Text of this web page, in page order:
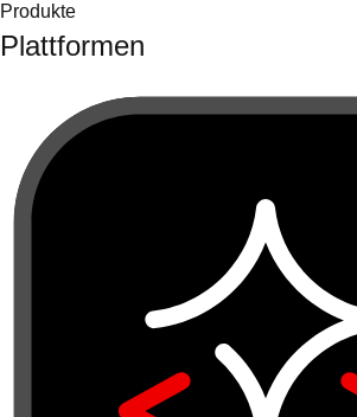
Produkte
Plattformen